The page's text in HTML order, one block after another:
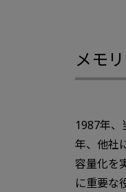
メモリ
1987年
年、他社
容量化を
に重要な